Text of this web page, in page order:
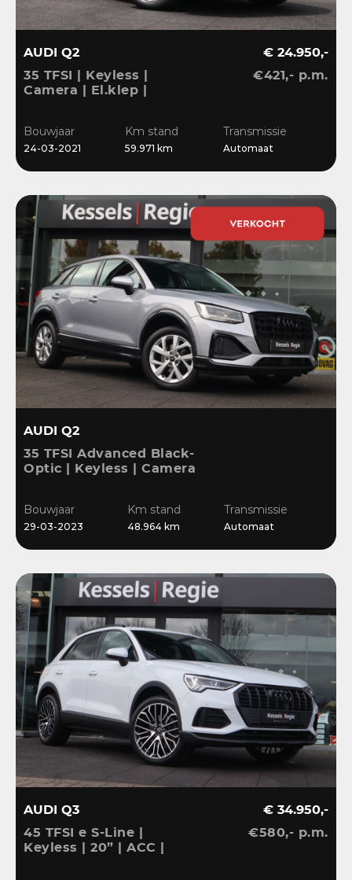
AUDI Q2
35 TFSI | Keyless |
Camera | El.klep |
€ 24.950,-
€421,- p.m.
Bouwjaar
24-03-2021
Km stand
59.971 km
Transmissie
Automaat
AUDI Q2
35 TFSI Advanced Black-
Optic | Keyless | Camera
Sensoren | DAB
Bouwjaar
29-03-2023
Km stand
48.964 km
Transmissie
Automaat
AUDI Q3
45 TFSI e S-Line |
Keyless | 20” | ACC |
€ 34.950,-
€580,- p.m.